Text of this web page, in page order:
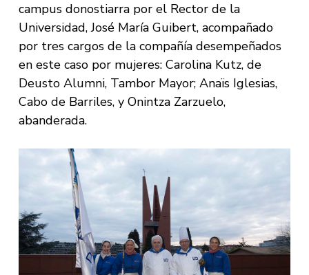
campus donostiarra por el Rector de la
Universidad, José María Guibert, acompañado
por tres cargos de la compañía desempeñados
en este caso por mujeres: Carolina Kutz, de
Deusto Alumni, Tambor Mayor; Anaïs Iglesias,
Cabo de Barriles, y Onintza Zarzuelo,
abanderada.